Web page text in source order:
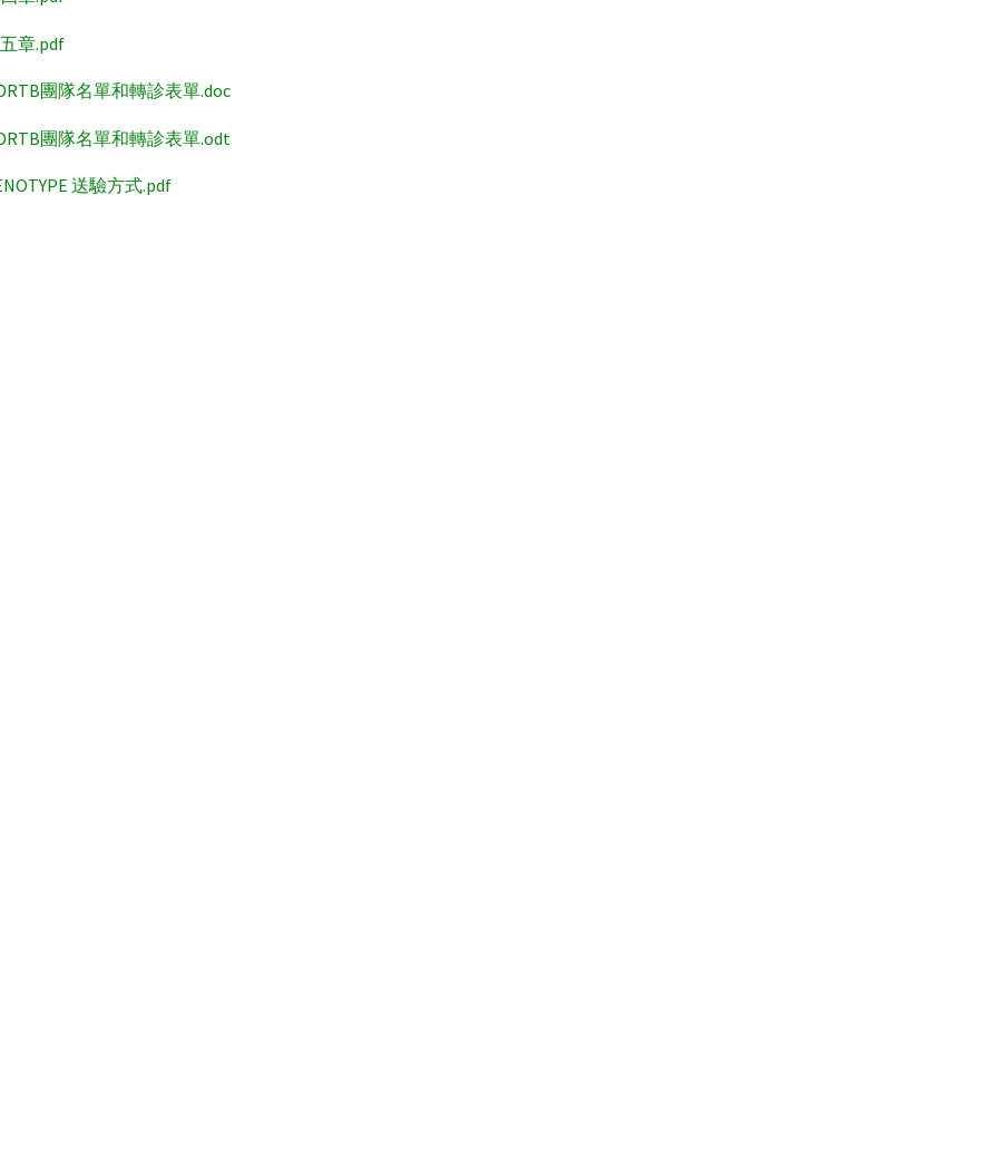
章.pdf
團隊名單和轉診表單.doc
團隊名單和轉診表單.odt
送驗方式.pdf